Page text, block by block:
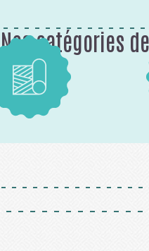
Nos catégories
Tissus